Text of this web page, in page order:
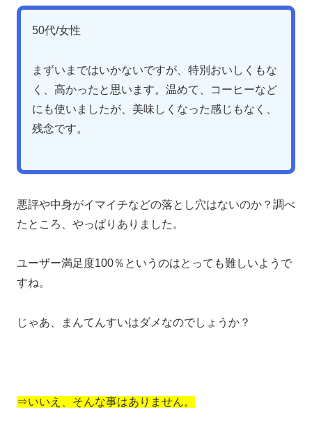
50代/女性
まずいまではいかないですが、特別おいしくもな
く、高かったと思います。温めて、コーヒーなど
にも使いましたが、美味しくなった感じもなく、
残念です。
悪評や中身がイマイチなどの落とし穴はないのか？調べ
たところ、やっぱりありました。
ユーザー満足度100％というのはとっても難しいようで
すね。
じゃあ、まんてんすいはダメなのでしょうか？
⇒いいえ、そんな事はありません。